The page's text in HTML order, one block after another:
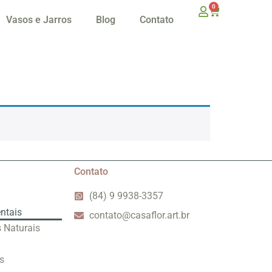
Vasos e Jarros Blog Contato
0
Naturais
Contato
(84) 9 9938-3357
contato@casaflor.art.br